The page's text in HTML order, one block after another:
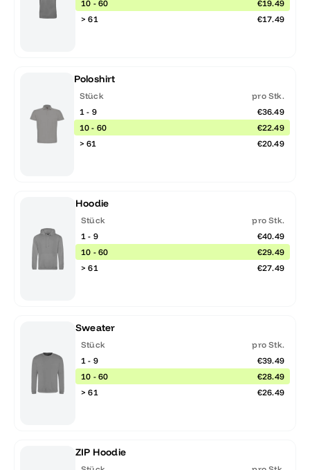
10 - 60
€19.49
> 61
€17.49
Poloshirt
Stück
pro Stk.
1 - 9
€36.49
10 - 60
€22.49
> 61
€20.49
Hoodie
Stück
pro Stk.
1 - 9
€40.49
10 - 60
€29.49
> 61
€27.49
Sweater
Stück
pro Stk.
1 - 9
€39.49
10 - 60
€28.49
> 61
€26.49
ZIP Hoodie